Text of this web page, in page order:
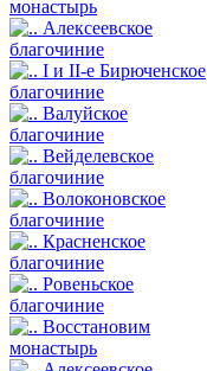
монастырь
Алексеевское
благочиние
I и II-е Бирюченское
благочиние
Валуйское
благочиние
Вейделевское
благочиние
Волоконовское
благочиние
Красненское
благочиние
Ровеньское
благочиние
Восстановим
монастырь